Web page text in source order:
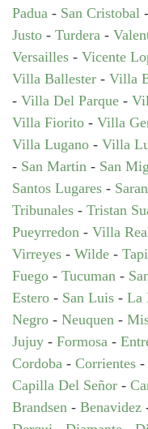
Padua - San Cristobal -
Justo - Turdera -
Versailles - Vicente
Villa Ballester - Villa
- Villa Del Parque -
Villa Fiorito - Villa
Villa Lugano - Villa
- San Martin - San
Santos Lugares -
Tribunales - Tristan
Pueyrredon - Villa
Virreyes - Wilde -
Fuego - Tucuman -
Estero - San Luis - La
Negro - Neuquen -
Jujuy - Formosa -
Cordoba - Corrientes -
Capilla Del Señor -
Brandsen - Benavidez